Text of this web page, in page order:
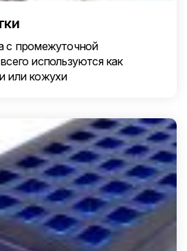
с промежуточной
используются как
или кожухи